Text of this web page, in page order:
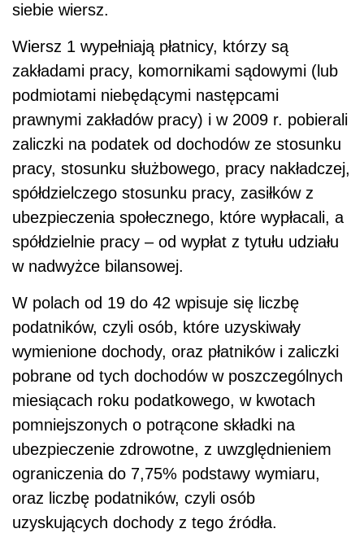
siebie wiersz.
Wiersz 1 wypełniają płatnicy, którzy są
zakładami pracy, komornikami sądowymi (lub
podmiotami niebędącymi następcami
prawnymi zakładów pracy) i w 2009 r. pobierali
zaliczki na podatek od dochodów ze stosunku
pracy, stosunku służbowego, pracy nakładczej,
spółdzielczego stosunku pracy, zasiłków z
ubezpieczenia społecznego, które wypłacali, a
spółdzielnie pracy – od wypłat z tytułu udziału
w nadwyżce bilansowej.
W polach od 19 do 42 wpisuje się liczbę
podatników, czyli osób, które uzyskiwały
wymienione dochody, oraz płatników i zaliczki
pobrane od tych dochodów w poszczególnych
miesiącach roku podatkowego, w kwotach
pomniejszonych o potrącone składki na
ubezpieczenie zdrowotne, z uwzględnieniem
ograniczenia do 7,75% podstawy wymiaru,
oraz liczbę podatników, czyli osób
uzyskujących dochody z tego źródła.